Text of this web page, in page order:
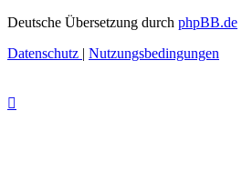
Deutsche Übersetzung durch phpBB.de
Datenschutz | Nutzungsbedingungen